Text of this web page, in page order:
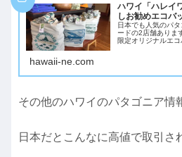
ハワイ「ハレイ
しお勧めエコバ
日本でも人気のパ
ードの2店舗ありま
限定オリジナルエコ
レイワ、ワードと
hawaii-ne.com
その他のハワイのパタゴニア情
日本だとこんなに高値で取引さ